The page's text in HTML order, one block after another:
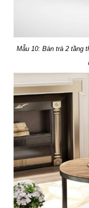
Mẫu 10: Bàn trà 2 tầng